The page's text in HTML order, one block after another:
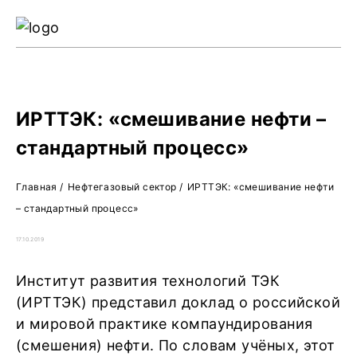
ИРТТЭК: «смешивание нефти –
стандартный процесс»
Главная / Нефтегазовый сектор/ ИРТТЭК: «смешивание нефти
– стандартный процесс»
17.10.2019
Институт развития технологий ТЭК
(ИРТТЭК) представил доклад о российской
и мировой практике компаундирования
(смешения) нефти. По словам учёных, этот